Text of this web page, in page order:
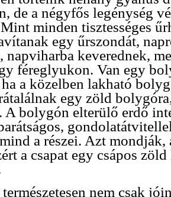
de a négyfős legénység
minden tisztességes
egy űrszondát,
napviharba keverednek,
féreglyukon. Van egy
a közelben lakható
egy zöld
A bolygón elterülő erdő
a részei. Azt
a csapat egy csápos
nem csak